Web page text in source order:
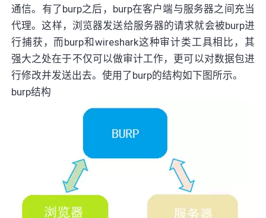
通信。有了burp之后，burp在客户端与服务器之间充当
代理。这样，浏览器发送给服务器的请求就会被burp进
行捕获，而burp和wireshark这种审计类工具相比，其
强大之处在于不仅可以做审计工作，更可以对数据包进
行修改并发送出去。使用了burp的结构如下图所示。
burp结构